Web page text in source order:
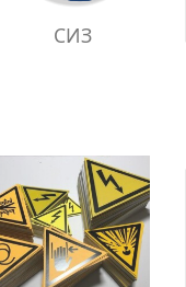
СИЗ